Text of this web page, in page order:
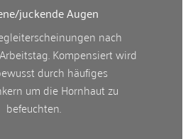
juckende Augen
nach
Kompensiert wird
durch häufiges
um die Hornhaut zu
befeuchten.